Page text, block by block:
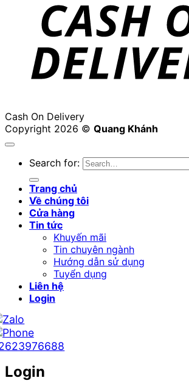
Cash On Delivery
Copyright 2026 © Quang Khánh
Search for:
Trang chủ
Về chúng tôi
Cửa hàng
Tin tức
Khuyến mãi
Tin chuyên ngành
Hướng dẫn sử dụng
Tuyển dụng
Liên hệ
Login
Login